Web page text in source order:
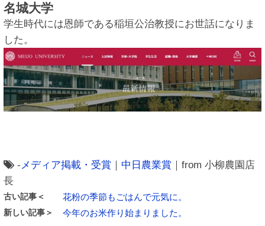
名城大学
学生時代には恩師である稲垣公治教授にお世話になりま
した。
-メディア掲載・受賞 ｜ 中日農業賞 ｜from 小柳農園店
長
古い記事＜ 花粉の季節もごはんで元気に。
新しい記事＞ 今年のお米作り始まりました。